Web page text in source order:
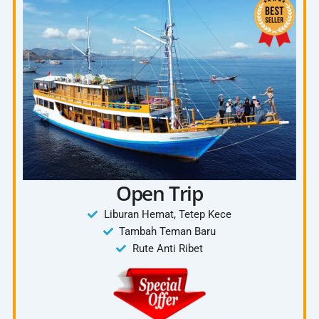
Tanya Paket 4D3N
Chek Out dari Waerebo
Kembali ke Labuan Bajo
Included :
Mobil Innova
Tiket Waerebo
Penginapan Waerebo
Ojek
4 kali makan
Tiket Pesawat
Pengeluaran Pribadi
Open Trip
Liburan Hemat, Tetep Kece
Tambah Teman Baru
Rute Anti Ribet